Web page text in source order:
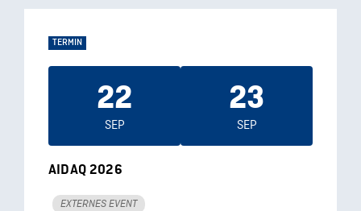
TERMIN
AIDAQ 2026
EXTERNES EVENT
22
SEP
23
SEP